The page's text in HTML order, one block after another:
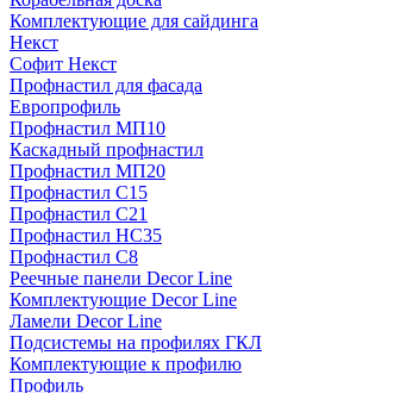
Комплектующие для сайдинга
Некст
Софит Некст
Профнастил для фасада
Европрофиль
Профнастил МП10
Каскадный профнастил
Профнастил МП20
Профнастил С15
Профнастил С21
Профнастил НС35
Профнастил С8
Реечные панели Decor Line
Комплектующие Decor Line
Ламели Decor Line
Подсистемы на профилях ГКЛ
Комплектующие к профилю
Профиль